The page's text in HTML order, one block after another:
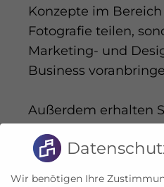
Konzepte im
Fotografie teilen,
Marketing- und
Business
Außerdem erhalten
Schwarzfischer.
Wir benötigen Ihre